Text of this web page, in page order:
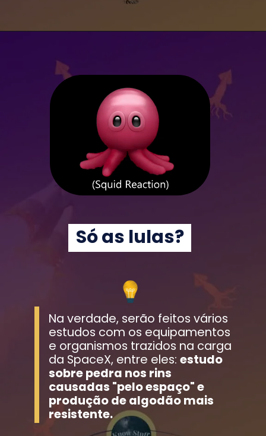
Na verdade, serão feitos vários
estudos com os equipamentos
e organismos trazidos na carga
da SpaceX, entre eles: estudo
sobre pedra nos rins
causadas "pelo espaço" e
produção de algodão mais
resistente.
Só as lulas?